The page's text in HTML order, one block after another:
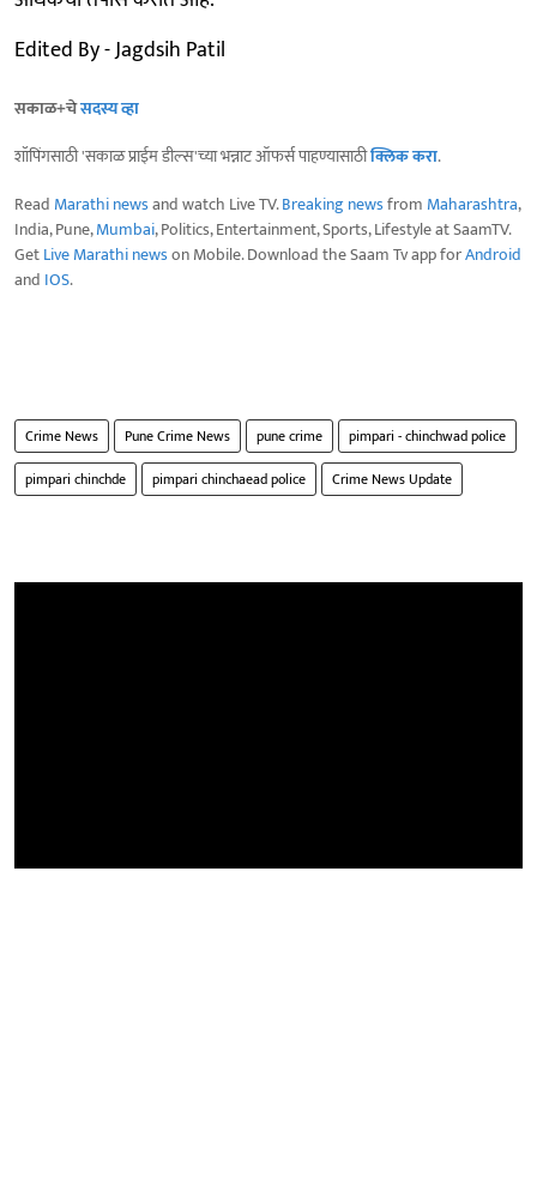
Edited By - Jagdsih Patil
सकाळ+चेसदस्य व्हा
शॉपिंगसाठी 'सकाळ प्राईम डील्स'च्या भन्नाट ऑफर्स पाहण्यासाठीक्लिक करा.
Read Marathi newsand watch Live TV.Breaking newsfrom Maharashtra,
India, Pune,Mumbai, Politics, Entertainment, Sports, Lifestyle at SaamTV.
GetLive Marathi newson Mobile. Download the Saam Tv app forAndroid
and IOS.
Crime News Pune Crime News pune crime
pimpari - chinchwad police
pimpari chinchde
pimpari chinchaead police Crime News Update